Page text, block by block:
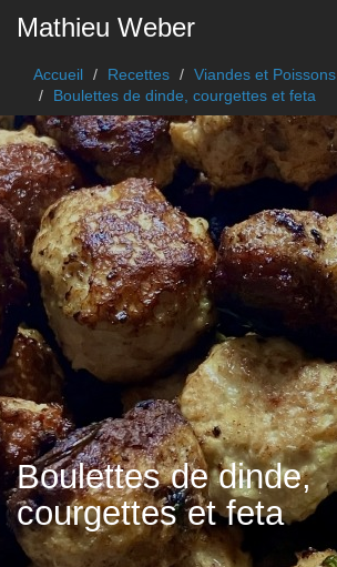
Mathieu Weber
Accueil Recettes
Viandes et Poissons
Boulettes de dinde, courgettes et feta
Boulettes de dinde,
courgettes et feta